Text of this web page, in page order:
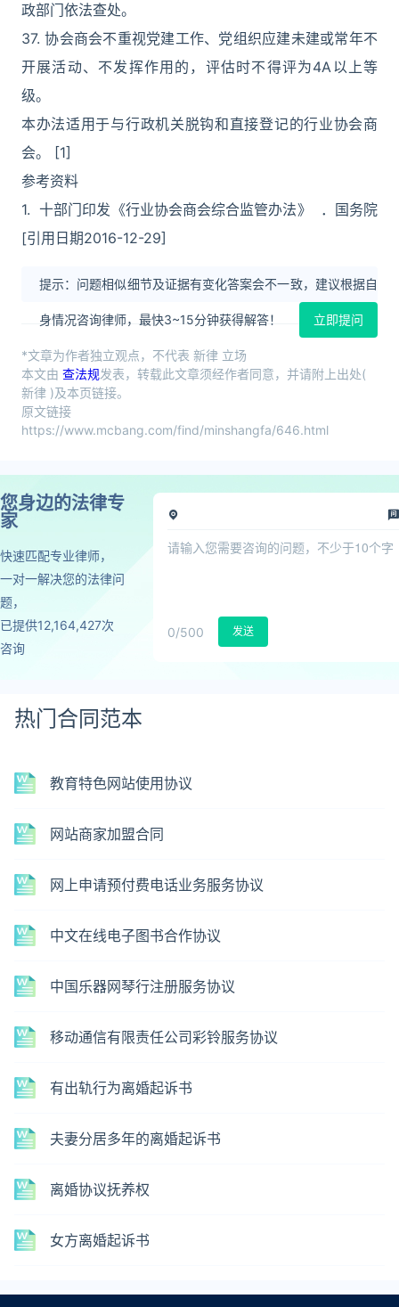
政部门依法查处。
37. 协会商会不重视党建工作、党组织应建未建或常年不
开展活动、不发挥作用的，评估时不得评为4A以上等
级。
本办法适用于与行政机关脱钩和直接登记的行业协会商
会。 [1]
参考资料
1. 十部门印发《行业协会商会综合监管办法》 ．国务院
[引用日期2016-12-29]
提示：问题相似细节及证据有变化答案会不一致，建议根据自
身情况咨询律师，最快3~15分钟获得解答！ 立即提问
*文章为作者独立观点，不代表 新律 立场
本文由 查法规发表，转载此文章须经作者同意，并请附上出处(
新律 )及本页链接。
原文链接
https://www.mcbang.com/find/minshangfa/646.html
您身边的法律专
家
快速匹配专业律师，
一对一解决您的法律问
题，
已提供12,164,427次
咨询
0/500 发送
热门合同范本
教育特色网站使用协议
网站商家加盟合同
网上申请预付费电话业务服务协议
中文在线电子图书合作协议
中国乐器网琴行注册服务协议
移动通信有限责任公司彩铃服务协议
有出轨行为离婚起诉书
夫妻分居多年的离婚起诉书
离婚协议抚养权
女方离婚起诉书